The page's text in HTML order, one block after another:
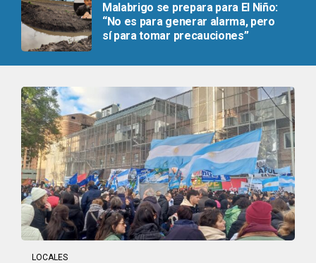
Malabrigo se prepara para El Niño:
“No es para generar alarma, pero
sí para tomar precauciones”
LOCALES